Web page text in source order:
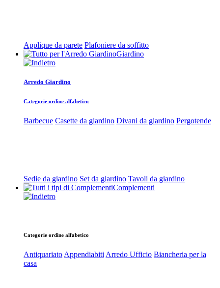
Applique da parete Plafoniere da soffitto
Giardino
Arredo Giardino
Categorie ordine alfabetico
Barbecue Casette da giardino Divani da giardino Pergotende
Sedie da giardino Set da giardino Tavoli da giardino
Complementi
Categorie ordine alfabetico
Antiquariato Appendiabiti Arredo Ufficio Biancheria per la
casa